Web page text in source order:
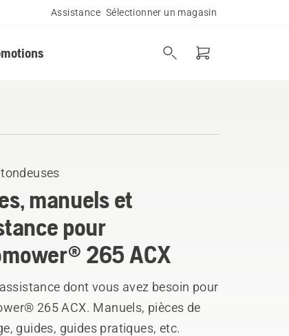
Assistance Sélectionner un magasin
manuels et
pour
265 ACX
dont vous avez besoin pour
265 ACX. Manuels, pièces de
guides, guides pratiques, etc.